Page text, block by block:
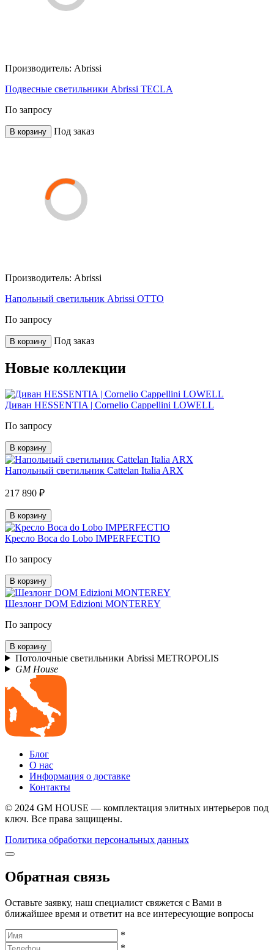
Производитель: Abrissi
Подвесные светильники Abrissi TECLA
По запросу
В корзину Под заказ
Производитель: Abrissi
Напольный светильник Abrissi OTTO
По запросу
В корзину Под заказ
Новые коллекции
Диван HESSENTIA | Cornelio Cappellini LOWELL
По запросу
В корзину
Напольный светильник Cattelan Italia ARX
217 890 ₽
В корзину
Кресло Boca do Lobo IMPERFECTIO
По запросу
В корзину
Шезлонг DOM Edizioni MONTEREY
По запросу
В корзину
Потолочные светильники Abrissi METROPOLIS
GM House
Блог
О нас
Информация о доставке
Контакты
© 2024 GM HOUSE — комплектация элитных интерьеров под
ключ. Все права защищены.
Политика обработки персональных данных
Обратная связь
Оставьте заявку, наш специалист свяжется с Вами в
ближайшее время и ответит на все интересующие вопросы
*
*